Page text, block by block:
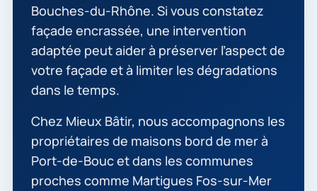
Bouches-du-Rhône. Si vous constatez
façade encrassée, une intervention
adaptée peut aider à préserver l’aspect de
votre façade et à limiter les dégradations
dans le temps.
Chez Mieux Bâtir, nous accompagnons les
propriétaires de maisons bord de mer à
Port-de-Bouc et dans les communes
proches comme Martigues Fos-sur-Mer